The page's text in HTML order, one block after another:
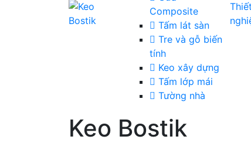
Composite
Tấm lát sàn
Tre và gỗ biến
tính
Keo xây dựng
Tấm lớp mái
Tường nhà
Keo Bostik